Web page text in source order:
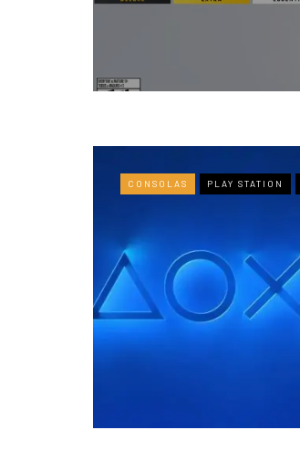
CONSOLAS PLAY STATION